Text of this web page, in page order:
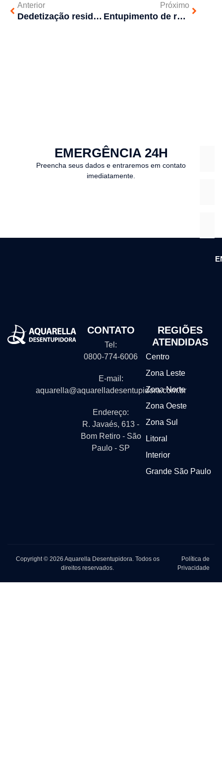
Anterior
Dedetização residencial – Como funciona?
Próximo
Entupimento de redes pluviais: quais os perigos?
EMERGÊNCIA 24H
Preencha seus dados e entraremos em contato
imediatamente.
CONTATO
Tel:
0800-774-6006
E-mail:
aquarella@aquarelladesentupidora.com.br
Endereço:
R. Javaés, 613 -
Bom Retiro - São
Paulo - SP
REGIÕES
ATENDIDAS
Centro
Zona Leste
Zona Norte
Zona Oeste
Zona Sul
Litoral
Interior
Grande São Paulo
Copyright © 2026 Aquarella Desentupidora. Todos os
direitos reservados.
Política de
Privacidade